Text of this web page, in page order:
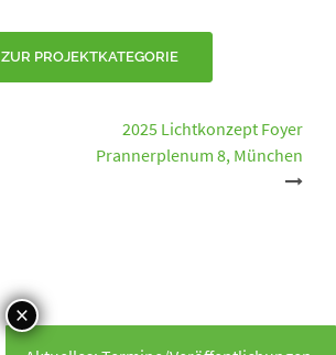
ZUR PROJEKTKATEGORIE
2025 Lichtkonzept Foyer
Prannerplenum 8, München